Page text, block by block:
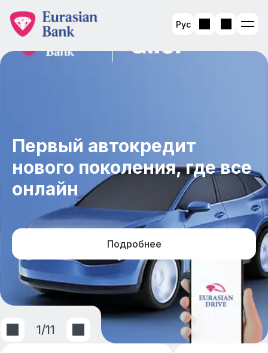
Рус
Первый автокредит
нового поколения, где все
онлайн
Подробнее
1/11